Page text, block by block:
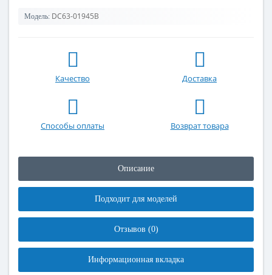
Модель: DC63-01945B
Качество Доставка
Способы оплаты Возврат товара
Описание
Подходит для моделей
Отзывов (0)
Информационная вкладка